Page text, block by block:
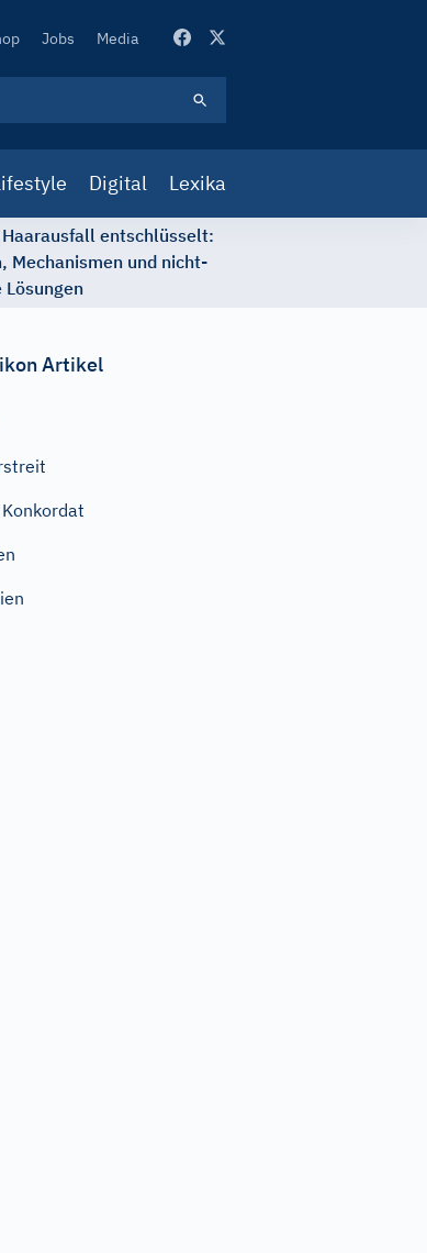
Jobs Media
Digital Lexika
entschlüsselt:
Mechanismen und nicht-
Artikel